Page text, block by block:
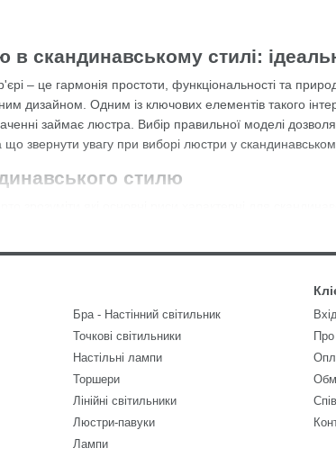
в скандинавському стилі:
– це гармонія простоти, функціональності та
дизайном. Одним із ключових елементів такого
займає люстра. Вибір правильної моделі
звернути увагу при виборі люстри у
стилю
скло, метал, текстиль.
практичність та ергономічність.
та штучне освітлення.
для скандинавського інтер'єру
у скандинавському стилі варто звернути увагу на
Бра - Настінний світильник
Точкові світильники
Настільні лампи
Торшери
Лінійні світильники
Люстри-павуки
Лампи